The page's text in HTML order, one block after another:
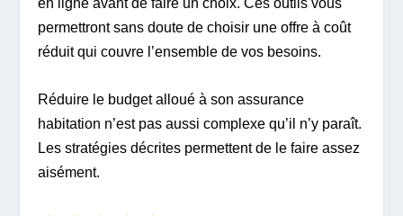
en ligne avant de faire un choix. Ces outils vous
permettront sans doute de choisir une offre à coût
réduit qui couvre l’ensemble de vos besoins.
Réduire le budget alloué à son assurance
habitation n’est pas aussi complexe qu’il n’y paraît.
Les stratégies décrites permettent de le faire assez
aisément.